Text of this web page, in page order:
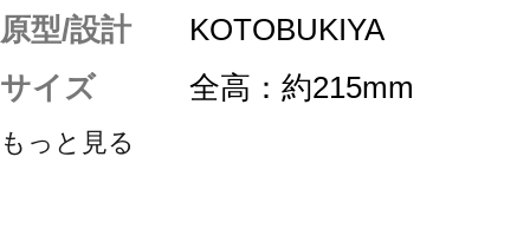
原型/設計
KOTOBUKIYA
サイズ
全高：約215mm
もっと見る